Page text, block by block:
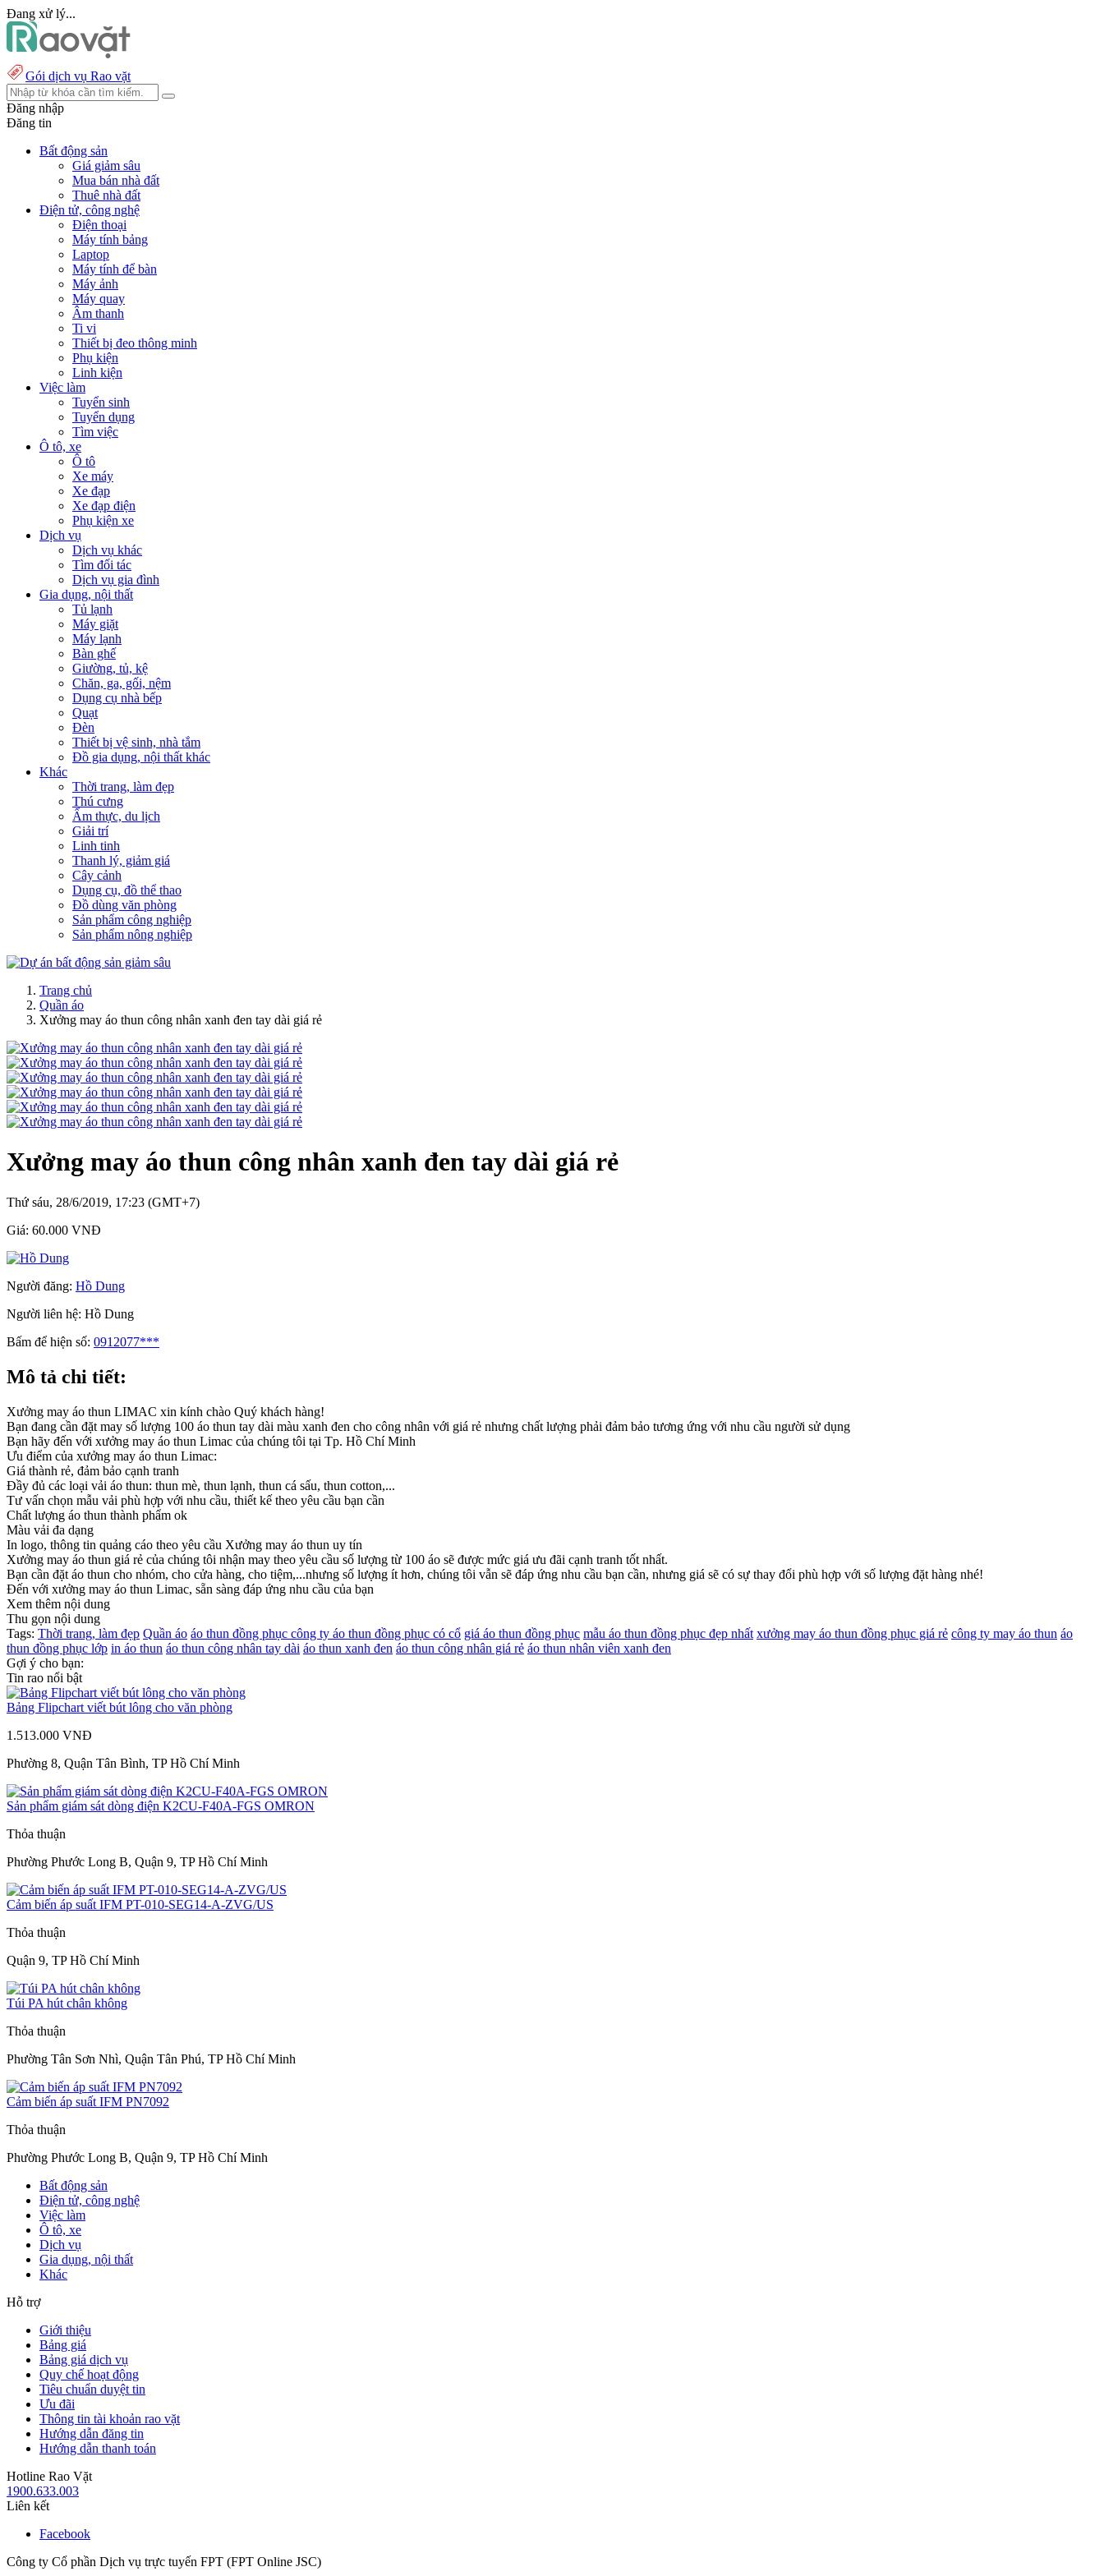
Đang xử lý...
Gói dịch vụ Rao vặt
Đăng nhập
Đăng tin
Bất động sản
Giá giảm sâu
Mua bán nhà đất
Thuê nhà đất
Điện tử, công nghệ
Điện thoại
Máy tính bảng
Laptop
Máy tính để bàn
Máy ảnh
Máy quay
Âm thanh
Ti vi
Thiết bị đeo thông minh
Phụ kiện
Linh kiện
Việc làm
Tuyển sinh
Tuyển dụng
Tìm việc
Ô tô, xe
Ô tô
Xe máy
Xe đạp
Xe đạp điện
Phụ kiện xe
Dịch vụ
Dịch vụ khác
Tìm đối tác
Dịch vụ gia đình
Gia dụng, nội thất
Tủ lạnh
Máy giặt
Máy lạnh
Bàn ghế
Giường, tủ, kệ
Chăn, ga, gối, nệm
Dụng cụ nhà bếp
Quạt
Đèn
Thiết bị vệ sinh, nhà tắm
Đồ gia dụng, nội thất khác
Khác
Thời trang, làm đẹp
Thú cưng
Ẩm thực, du lịch
Giải trí
Linh tinh
Thanh lý, giảm giá
Cây cảnh
Dụng cụ, đồ thể thao
Đồ dùng văn phòng
Sản phẩm công nghiệp
Sản phẩm nông nghiệp
Trang chủ
Quần áo
Xưởng may áo thun công nhân xanh đen tay dài giá rẻ
Xưởng may áo thun công nhân xanh đen tay dài giá rẻ
Thứ sáu, 28/6/2019, 17:23 (GMT+7)
Giá: 60.000 VNĐ
Người đăng: Hồ Dung
Người liên hệ: Hồ Dung
Bấm để hiện số: 0912077***
Mô tả chi tiết:
Xưởng may áo thun LIMAC xin kính chào Quý khách hàng!
Bạn đang cần đặt may số lượng 100 áo thun tay dài màu xanh đen cho công nhân với giá rẻ nhưng chất lượng phải đảm bảo tương ứng với nhu cầu người sử dụng
Bạn hãy đến với xưởng may áo thun Limac của chúng tôi tại Tp. Hồ Chí Minh
Ưu điểm của xưởng may áo thun Limac:
Giá thành rẻ, đảm bảo cạnh tranh
Đầy đủ các loại vải áo thun: thun mè, thun lạnh, thun cá sấu, thun cotton,...
Tư vấn chọn mẫu vải phù hợp với nhu cầu, thiết kế theo yêu cầu bạn cần
Chất lượng áo thun thành phẩm ok
Màu vải đa dạng
In logo, thông tin quảng cáo theo yêu cầu Xưởng may áo thun uy tín
Xưởng may áo thun giá rẻ của chúng tôi nhận may theo yêu cầu số lượng từ 100 áo sẽ được mức giá ưu đãi cạnh tranh tốt nhất.
Bạn cần đặt áo thun cho nhóm, cho cửa hàng, cho tiệm,...nhưng số lượng ít hơn, chúng tôi vẫn sẽ đáp ứng nhu cầu bạn cần, nhưng giá sẽ có sự thay đổi phù hợp với số lượng đặt hàng nhé!
Đến với xưởng may áo thun Limac, sẵn sàng đáp ứng nhu cầu của bạn
Xem thêm nội dung
Thu gọn nội dung
Tags: Thời trang, làm đẹp Quần áo áo thun đồng phục công ty áo thun đồng phục có cổ giá áo thun đồng phục mẫu áo thun đồng phục đẹp nhất xưởng may áo thun đồng phục giá rẻ công ty may áo thun áo
thun đồng phục lớp in áo thun áo thun công nhân tay dài áo thun xanh đen áo thun công nhân giá rẻ áo thun nhân viên xanh đen
Gợi ý cho bạn:
Tin rao nổi bật
Bảng Flipchart viết bút lông cho văn phòng
1.513.000 VNĐ
Phường 8, Quận Tân Bình, TP Hồ Chí Minh
Sản phẩm giám sát dòng điện K2CU-F40A-FGS OMRON
Thỏa thuận
Phường Phước Long B, Quận 9, TP Hồ Chí Minh
Cảm biến áp suất IFM PT-010-SEG14-A-ZVG/US
Thỏa thuận
Quận 9, TP Hồ Chí Minh
Túi PA hút chân không
Thỏa thuận
Phường Tân Sơn Nhì, Quận Tân Phú, TP Hồ Chí Minh
Cảm biến áp suất IFM PN7092
Thỏa thuận
Phường Phước Long B, Quận 9, TP Hồ Chí Minh
Bất động sản
Điện tử, công nghệ
Việc làm
Ô tô, xe
Dịch vụ
Gia dụng, nội thất
Khác
Hỗ trợ
Giới thiệu
Bảng giá
Bảng giá dịch vụ
Quy chế hoạt động
Tiêu chuẩn duyệt tin
Ưu đãi
Thông tin tài khoản rao vặt
Hướng dẫn đăng tin
Hướng dẫn thanh toán
Hotline Rao Vặt
1900.633.003
Liên kết
Facebook
Công ty Cổ phần Dịch vụ trực tuyến FPT (FPT Online JSC)